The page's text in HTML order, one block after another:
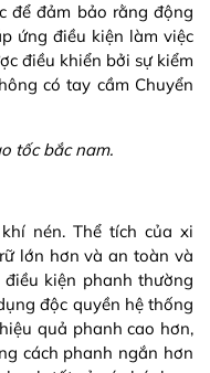
để đảm bảo rằng động
ứng điều kiện làm việc
điều khiển bởi sự kiểm
có tay cầm Chuyển
tốc bắc nam.
nén. Thể tích của xi
lớn hơn và an toàn và
kiện phanh thường
độc quyền hệ thống
quả phanh cao hơn,
cách phanh ngắn hơn